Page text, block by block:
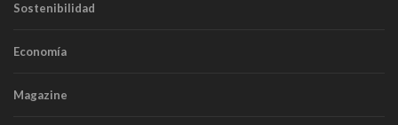
Sostenibilidad
Economía
Magazine